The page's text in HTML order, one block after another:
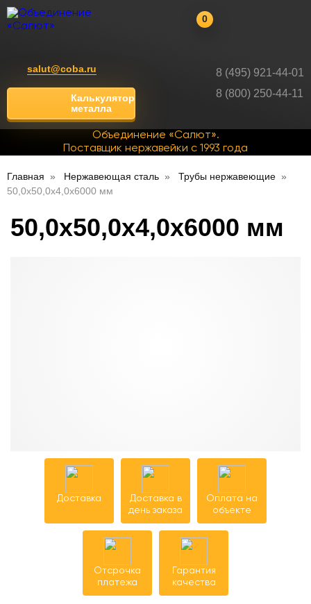
salut@coba.ru
Калькулятор
металла
8 (495) 921-44-01
8 (800) 250-44-11
0
Объединение «Салют».
Поставщик нержавейки с 1993 года
Главная Нержавеющая сталь
Трубы нержавеющие
50,0х50,0х4,0х6000 мм
50,0х50,0х4,0х6000 мм
Доставка
Доставка в
день заказа
Оплата на
объекте
Отсрочка
платежа
Гарантия
качества